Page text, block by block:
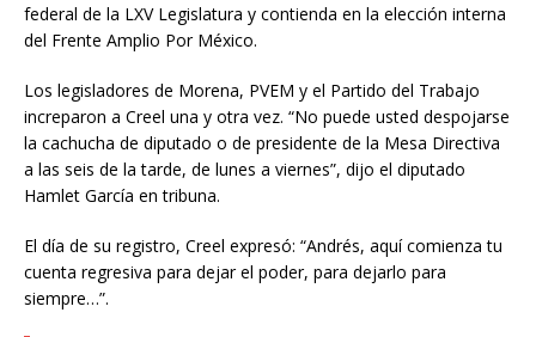
federal de la LXV Legislatura y contienda en la elección interna
del Frente Amplio Por México.
Los legisladores de Morena, PVEM y el Partido del Trabajo
increparon a Creel una y otra vez. “No puede usted despojarse
la cachucha de diputado o de presidente de la Mesa Directiva
a las seis de la tarde, de lunes a viernes”, dijo el diputado
Hamlet García en tribuna.
El día de su registro, Creel expresó: “Andrés, aquí comienza tu
cuenta regresiva para dejar el poder, para dejarlo para
siempre…”.